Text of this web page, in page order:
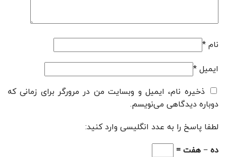
نام *
ایمیل *
ذخیره نام، ایمیل و وبسایت من در مرورگر برای زمانی که
دوباره دیدگاهی می‌نویسم.
لطفا پاسخ را به عدد انگلیسی وارد کنید:
ده − هفت =